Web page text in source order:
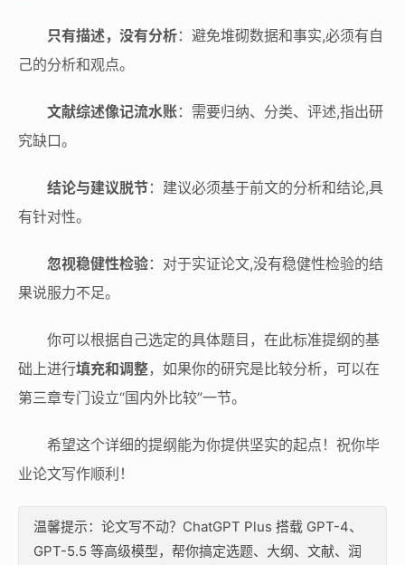
只有描述，没有分析：避免堆砌数据和事实,必须有自
己的分析和观点。
文献综述像记流水账：需要归纳、分类、评述,指出研
究缺口。
结论与建议脱节：建议必须基于前文的分析和结论,具
有针对性。
忽视稳健性检验：对于实证论文,没有稳健性检验的结
果说服力不足。
你可以根据自己选定的具体题目，在此标准提纲的基
础上进行填充和调整，如果你的研究是比较分析，可以在
第三章专门设立“国内外比较”一节。
希望这个详细的提纲能为你提供坚实的起点！祝你毕
业论文写作顺利！
温馨提示：论文写不动？ChatGPT Plus 搭载 GPT-4、
GPT-5.5 等高级模型，帮你搞定选题、大纲、文献、润